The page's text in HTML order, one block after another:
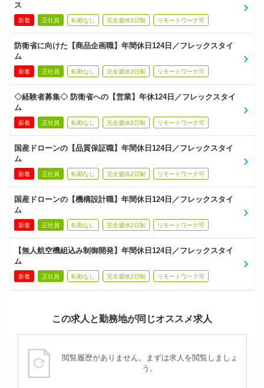
ス
新着 正社員 転勤なし 完全週休2日制 リモートワーク可
防衛省に向けた【商品企画職】年間休日124日／フレックスタイ
ム
新着 正社員 転勤なし 完全週休2日制 リモートワーク可
◇経験者募集◇ 防衛省への【営業】年休124日／フレックスタイ
ム
新着 正社員 転勤なし 完全週休2日制 リモートワーク可
国産ドローンの【品質保証職】年間休日124日／フレックスタイ
ム
新着 正社員 転勤なし 完全週休2日制 リモートワーク可
国産ドローンの【機構設計職】年間休日124日／フレックスタイ
ム
新着 正社員 転勤なし 完全週休2日制 リモートワーク可
【無人航空機組込み制御開発】年間休日124日／フレックスタイ
ム
新着 正社員 転勤なし 完全週休2日制 リモートワーク可
この求人と勤務地が同じオススメ求人
閲覧履歴がありません。まずは求人を閲覧しましょ
う。